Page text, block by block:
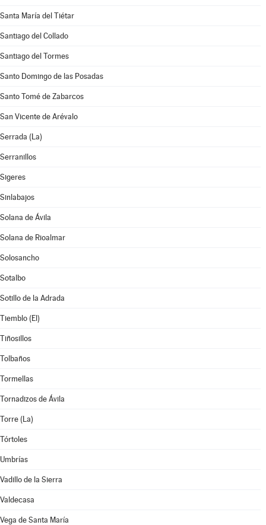
Santa María del Tiétar
Santiago del Collado
Santiago del Tormes
Santo Domingo de las Posadas
Santo Tomé de Zabarcos
San Vicente de Arévalo
Serrada (La)
Serranillos
Sigeres
Sinlabajos
Solana de Ávila
Solana de Rioalmar
Solosancho
Sotalbo
Sotillo de la Adrada
Tiemblo (El)
Tiñosillos
Tolbaños
Tormellas
Tornadizos de Ávila
Torre (La)
Tórtoles
Umbrías
Vadillo de la Sierra
Valdecasa
Vega de Santa María